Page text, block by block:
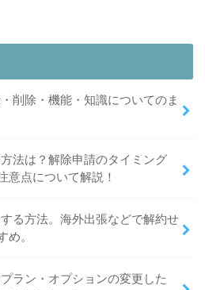
削除・機能・知識についてのま
法は？解除申請のタイミング
意点について解説！
る方法。海外出張などで解約せ
め。
ラン・オプションの変更した